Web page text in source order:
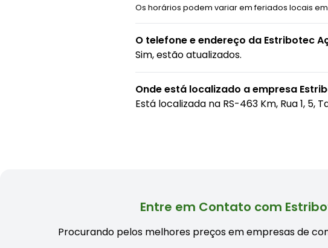
Os horários podem variar em feriados locais
O telefone e endereço da Estribotec
Sim, estão atualizados.
Onde está localizado a empresa
Está localizada na RS-463 Km, Rua 1, 5,
Entre em Contato com
Procurando pelos melhores preços em empresas de